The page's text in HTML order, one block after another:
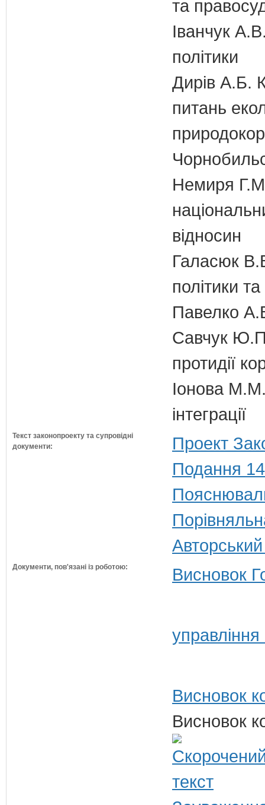
та
Іванчук
політики
Дирів А.Б.
питань
Немиря
відносин
Галасюк
політики
Павелко
Савчук Ю.П.
протидії
Іонова М.М.
інтеграції
Текст законопроекту та супровідні
документи:
Проект
Подання
Документи, пов'язані із роботою: Висновок
Висновок
Висновок